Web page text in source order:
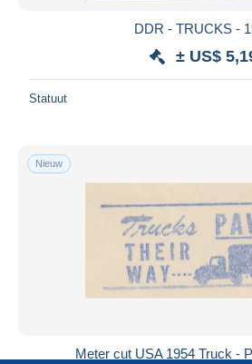
DDR - TRUCKS -
± US$
Statuut
Nieuw
Meter cut USA 1954 Truck -